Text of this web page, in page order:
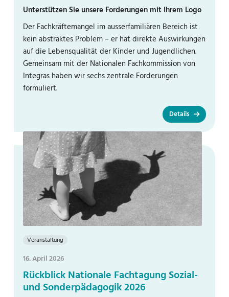
Unterstützen Sie unsere Forderungen mit Ihrem Logo
Der Fachkräftemangel im ausserfamiliären Bereich ist
kein abstraktes Problem – er hat direkte Auswirkungen
auf die Lebensqualität der Kinder und Jugendlichen.
Gemeinsam mit der Nationalen Fachkommission von
Integras haben wir sechs zentrale Forderungen
formuliert.
Details
Veranstaltung
16. April 2026
Rückblick Nationale Fachtagung Sozial-
und Sonderpädagogik 2026